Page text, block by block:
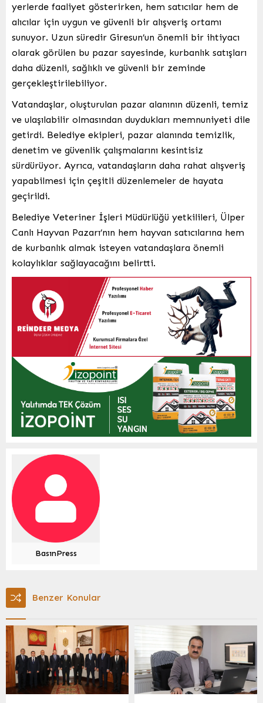
yerlerde faaliyet gösterirken, hem satıcılar hem de
alıcılar için uygun ve güvenli bir alışveriş ortamı
sunuyor. Uzun süredir Giresun’un önemli bir ihtiyacı
olarak görülen bu pazar sayesinde, kurbanlık satışları
daha düzenli, sağlıklı ve güvenli bir zeminde
gerçekleştirilebiliyor.
Vatandaşlar, oluşturulan pazar alanının düzenli, temiz
ve ulaşılabilir olmasından duydukları memnuniyeti dile
getirdi. Belediye ekipleri, pazar alanında temizlik,
denetim ve güvenlik çalışmalarını kesintisiz
sürdürüyor. Ayrıca, vatandaşların daha rahat alışveriş
yapabilmesi için çeşitli düzenlemeler de hayata
geçirildi.
Belediye Veteriner İşleri Müdürlüğü yetkilileri, Ülper
Canlı Hayvan Pazarı’nın hem hayvan satıcılarına hem
de kurbanlık almak isteyen vatandaşlara önemli
kolaylıklar sağlayacağını belirtti.
BasınPress
Benzer Konular